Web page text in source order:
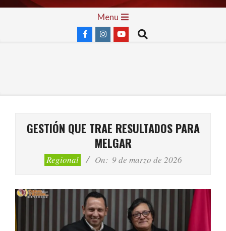
Skip
Menu
Search
GESTIÓN QUE TRAE RESULTADOS PARA
MELGAR
Regional On: 9 de marzo de 2026